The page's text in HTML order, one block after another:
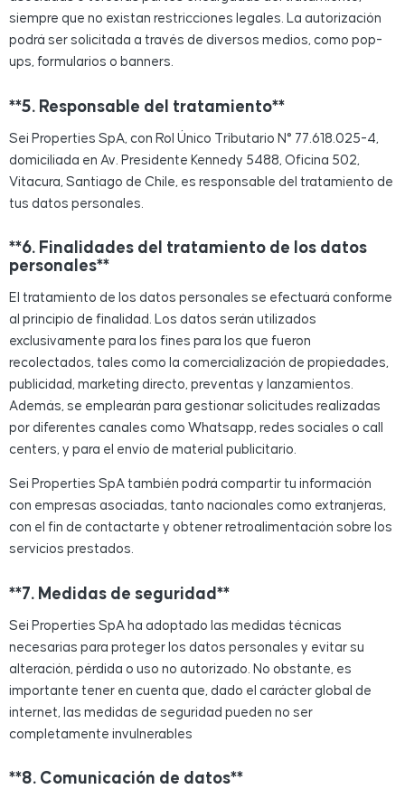
siempre que no existan restricciones legales. La autorización
podrá ser solicitada a través de diversos medios, como pop-
ups, formularios o banners.
**5. Responsable del tratamiento**
Sei Properties SpA, con Rol Único Tributario N° 77.618.025-4,
domiciliada en Av. Presidente Kennedy 5488, Oficina 502,
Vitacura, Santiago de Chile, es responsable del tratamiento de
tus datos personales.
**6. Finalidades del tratamiento de los datos
personales**
El tratamiento de los datos personales se efectuará conforme
al principio de finalidad. Los datos serán utilizados
exclusivamente para los fines para los que fueron
recolectados, tales como la comercialización de propiedades,
publicidad, marketing directo, preventas y lanzamientos.
Además, se emplearán para gestionar solicitudes realizadas
por diferentes canales como Whatsapp, redes sociales o call
centers, y para el envío de material publicitario.
Sei Properties SpA también podrá compartir tu información
con empresas asociadas, tanto nacionales como extranjeras,
con el fin de contactarte y obtener retroalimentación sobre los
servicios prestados.
**7. Medidas de seguridad**
Sei Properties SpA ha adoptado las medidas técnicas
necesarias para proteger los datos personales y evitar su
alteración, pérdida o uso no autorizado. No obstante, es
importante tener en cuenta que, dado el carácter global de
internet, las medidas de seguridad pueden no ser
completamente invulnerables
**8. Comunicación de datos**